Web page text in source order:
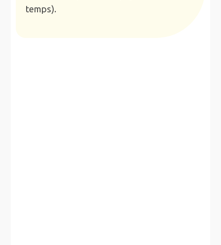
temps).